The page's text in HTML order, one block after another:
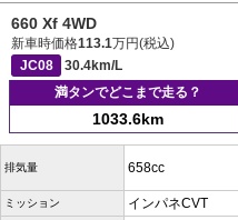
660 Xf 4WD
新車時価格113.1万円(税込)
JC08
30.4km/L
満タンでどこまで走る？
1033.6km
排気量 658cc
ミッション インパネCVT